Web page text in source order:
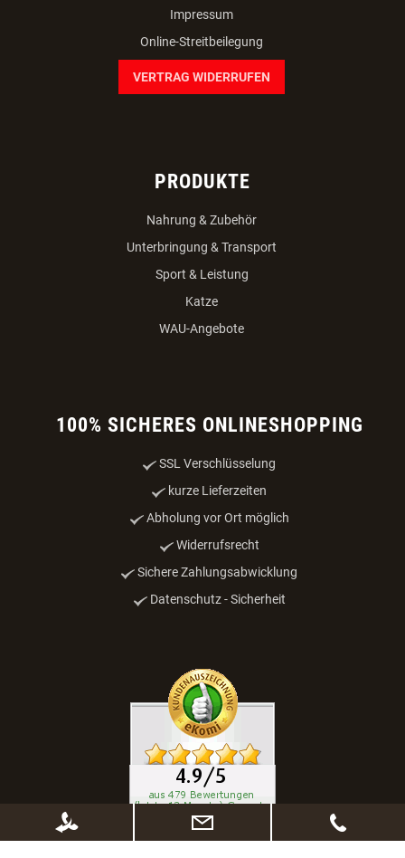
Impressum
Online-Streitbeilegung
VERTRAG WIDERRUFEN
PRODUKTE
Nahrung & Zubehör
Unterbringung & Transport
Sport & Leistung
Katze
WAU-Angebote
100% SICHERES ONLINESHOPPING
SSL Verschlüsselung
kurze Lieferzeiten
Abholung vor Ort möglich
Widerrufsrecht
Sichere Zahlungsabwicklung
Datenschutz - Sicherheit